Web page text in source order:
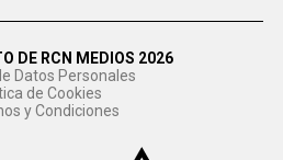
DE RCN MEDIOS 2026
Datos Personales
de Cookies
y Condiciones